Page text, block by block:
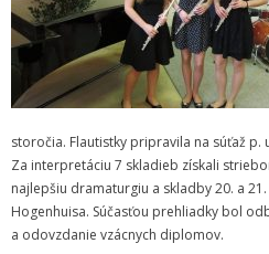
- - Zriaďovacia listina ZUŠ Poltár
- - Zoznam platných vnútorných
- - Dodatok č.1, č.2 k ZL ZUŠ Poltár
- - Pedagogická rada
- Verejné obstarávanie
storočia. Flautistky pripravila na súťaž p.
Za interpretáciu 7 skladieb získali
najlepšiu dramaturgiu a skladby 20. a
Hogenhuisa. Súčasťou prehliadky bol
a odovzdanie vzácnych diplomov.